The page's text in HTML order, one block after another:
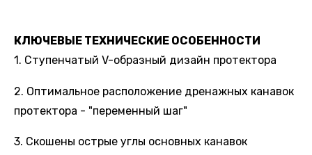
КЛЮЧЕВЫЕ ТЕХНИЧЕСКИЕ ОСОБЕННОСТИ
1. Ступенчатый V-образный дизайн протектора
2. Оптимальное расположение дренажных канавок
протектора - "переменный шаг"
3. Скошены острые углы основных канавок